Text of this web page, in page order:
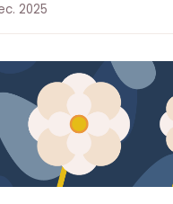
2025